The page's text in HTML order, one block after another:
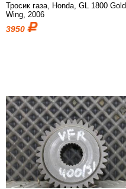
Тросик газа, Honda, GL 1800 Gold
Wing, 2006
3950